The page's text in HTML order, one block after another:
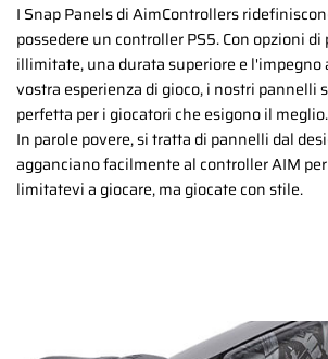
I Snap Panels di AimControllers
possedere un controller PS5. Con opzioni
illimitate, una durata superiore e l'impegno
vostra esperienza di gioco, i nostri pannelli
perfetta per i giocatori che esigono il meglio.
In parole povere, si tratta di pannelli dal
agganciano facilmente al controller AIM
limitatevi a giocare, ma giocate con stile.